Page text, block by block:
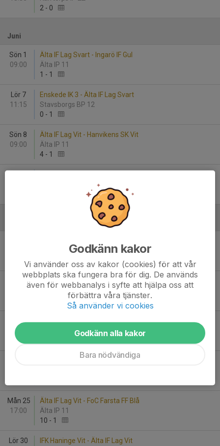
2 - 0
Juni
Sön 1
09:00
Älta IF Lag Svart - Ingarö IF Gul
Älta IP 11
1 - 1
Lör 7
11:15
Enskede IK 3 - Älta IF Lag Svart
Stavsborgs BP 12
0 - 1
Sön 8
09:00
Älta IF Lag Vit - Hanvikens SK Vit
Älta IP 11
4 - 1
Saltsjöbadens IP 1
7
Sön 17
Hanvikens SK Vit - Älta IF Lag Vit
Trollbäckens IP 21
Sön 24
09:00
Älta IF Lag Vit - Bagarmossen Kärrtorp BK 2
Älta IF Lag Svart - Gustavsbergs IF FK Vit
Mån 25
17:00
Älta IF Lag Vit - FoC Farsta FF Blå
Älta IP 11
10 - 1
Lör 30
IFK Haninge Vit - Älta IF Lag Vit
Godkänn kakor
Vi använder oss av kakor (cookies) för att vår
webbplats ska fungera bra för dig. De används
även för webbanalys i syfte att hjälpa oss att
förbättra våra tjänster.
Så använder vi cookies
Godkänn alla kakor
Bara nödvändiga